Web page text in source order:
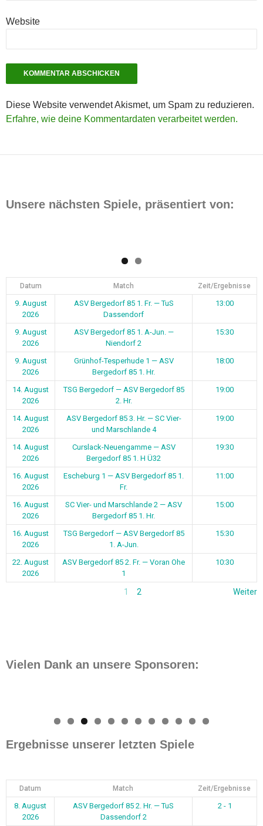
Website
Diese Website verwendet Akismet, um Spam zu reduzieren.
Erfahre, wie deine Kommentardaten verarbeitet werden.
Unsere nächsten Spiele, präsentiert von:
Datum Match Zeit/Ergebnisse
9. August
2026
ASV Bergedorf 85 1. Fr. — TuS
Dassendorf
13:00
9. August
2026
ASV Bergedorf 85 1. A-Jun. —
Niendorf 2
15:30
9. August
2026
Grünhof-Tesperhude 1 — ASV
Bergedorf 85 1. Hr.
18:00
14. August
2026
TSG Bergedorf — ASV Bergedorf 85
2. Hr.
19:00
14. August
2026
ASV Bergedorf 85 3. Hr. — SC Vier-
und Marschlande 4
19:00
14. August
2026
Curslack-Neuengamme — ASV
Bergedorf 85 1. H Ü32
19:30
16. August
2026
Escheburg 1 — ASV Bergedorf 85 1.
Fr.
11:00
16. August
2026
SC Vier- und Marschlande 2 — ASV
Bergedorf 85 1. Hr.
15:00
16. August
2026
TSG Bergedorf — ASV Bergedorf 85
1. A-Jun.
15:30
22. August
2026
ASV Bergedorf 85 2. Fr. — Voran Ohe
1
10:30
1 2 Weiter
Vielen Dank an unsere Sponsoren:
0 1 2
Ergebnisse unserer letzten Spiele
Datum Match Zeit/Ergebnisse
8. August
2026
ASV Bergedorf 85 2. Hr. — TuS
Dassendorf 2
2 - 1